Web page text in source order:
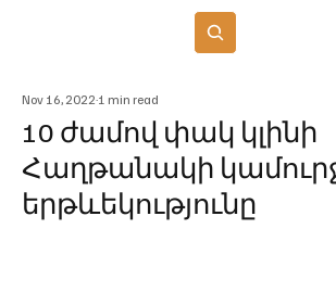
10 ժամով փակ կլինի
Հաղթանակի
երթևեկությունը
Nov 16, 2022 1 min read